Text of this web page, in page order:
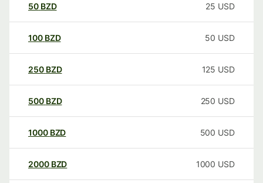
50 BZD 25 USD
100 BZD 50 USD
250 BZD 125 USD
500 BZD 250 USD
1000 BZD 500 USD
2000 BZD 1000 USD